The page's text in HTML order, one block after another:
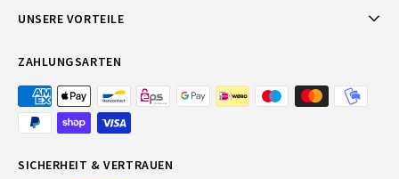
UNSERE VORTEILE
ZAHLUNGSARTEN
SICHERHEIT & VERTRAUEN